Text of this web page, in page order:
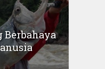
Berbahaya